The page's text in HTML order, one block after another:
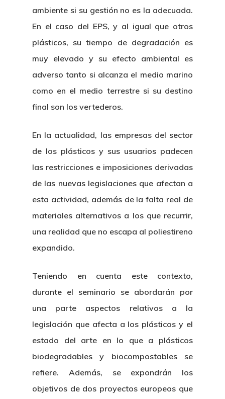
ambiente si su gestión no es la adecuada.
En el caso del EPS, y al igual que otros
plásticos, su tiempo de degradación es
muy elevado y su efecto ambiental es
adverso tanto si alcanza el medio marino
como en el medio terrestre si su destino
final son los vertederos.
En la actualidad, las empresas del sector
de los plásticos y sus usuarios padecen
las restricciones e imposiciones derivadas
de las nuevas legislaciones que afectan a
esta actividad, además de la falta real de
materiales alternativos a los que recurrir,
una realidad que no escapa al poliestireno
expandido.
Teniendo en cuenta este contexto,
durante el seminario se abordarán por
una parte aspectos relativos a la
legislación que afecta a los plásticos y el
estado del arte en lo que a plásticos
biodegradables y biocompostables se
refiere. Además, se expondrán los
objetivos de dos proyectos europeos que